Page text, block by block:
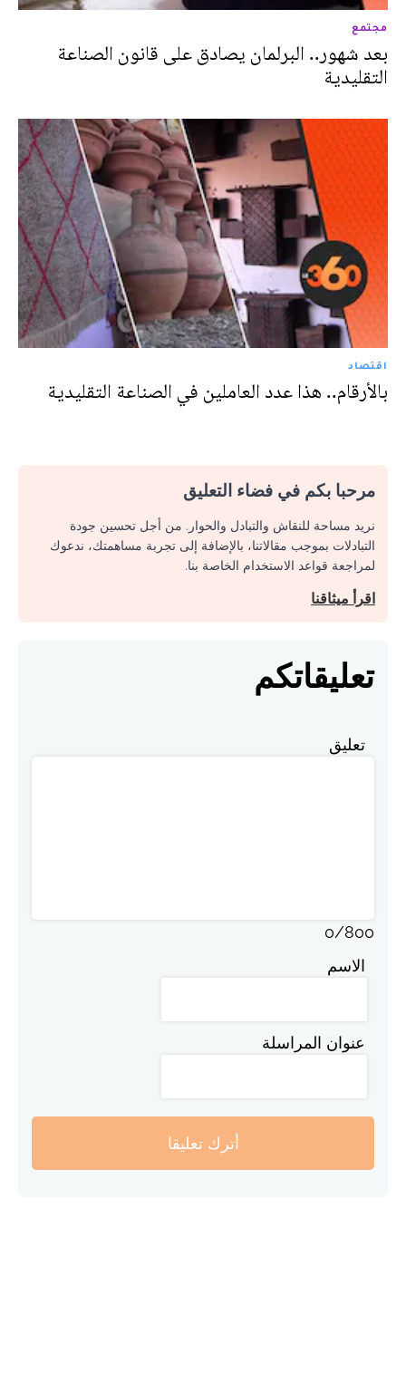
مجتمع
بعد شهور.. البرلمان يصادق على قانون الصناعة
التقليدية
اقتصاد
بالأرقام.. هذا عدد العاملين في الصناعة التقليدية
مرحبا بكم في فضاء التعليق
نريد مساحة للنقاش والتبادل والحوار. من أجل تحسين جودة
التبادلات بموجب مقالاتنا، بالإضافة إلى تجربة مساهمتك، ندعوك
لمراجعة قواعد الاستخدام الخاصة بنا.
اقرأ ميثاقنا
تعليقاتكم
تعليق
0/800
الاسم
عنوان المراسلة
أترك تعليقا